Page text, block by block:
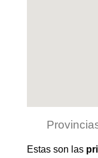
Estas son las